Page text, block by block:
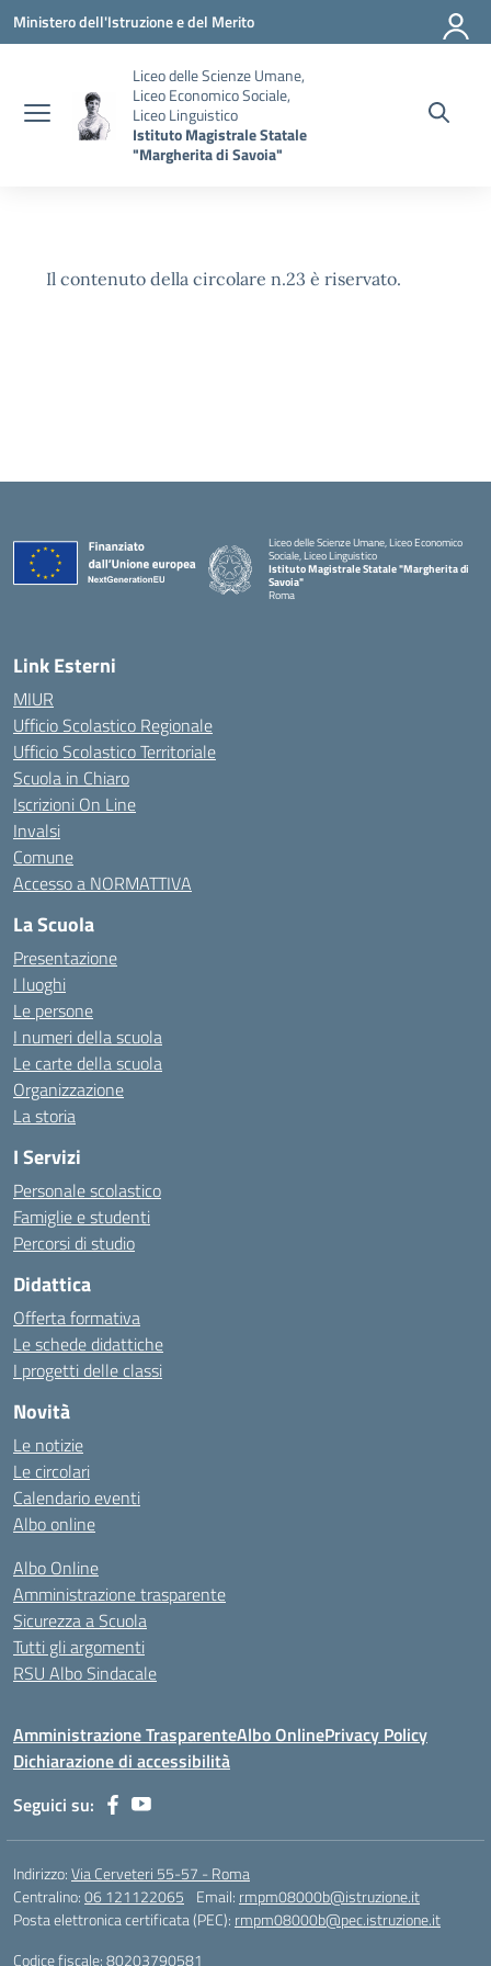
Vai ai contenuti
Vai al menu di navigazione
Vai al footer
Ministero dell'Istruzione e del Merito
Liceo delle Scienze Umane,
Liceo Economico Sociale,
Liceo Linguistico
Istituto Magistrale Statale
"Margherita di Savoia"
Il contenuto della circolare n.23 è riservato.
Liceo delle Scienze Umane, Liceo Economico
Sociale, Liceo Linguistico
Istituto Magistrale Statale "Margherita di
Savoia"
Roma
Link Esterni
MIUR
Ufficio Scolastico Regionale
Ufficio Scolastico Territoriale
Scuola in Chiaro
Iscrizioni On Line
Invalsi
Comune
Accesso a NORMATTIVA
La Scuola
Presentazione
I luoghi
Le persone
I numeri della scuola
Le carte della scuola
Organizzazione
La storia
I Servizi
Personale scolastico
Famiglie e studenti
Percorsi di studio
Didattica
Offerta formativa
Le schede didattiche
I progetti delle classi
Novità
Le notizie
Le circolari
Calendario eventi
Albo online
Albo Online
Amministrazione trasparente
Sicurezza a Scuola
Tutti gli argomenti
RSU Albo Sindacale
Amministrazione TrasparenteAlbo OnlinePrivacy Policy
Dichiarazione di accessibilità
Seguici su:
Indirizzo:Via Cerveteri 55-57 - Roma
Centralino:06 121122065 Email: rmpm08000b@istruzione.it
Posta elettronica certificata (PEC): rmpm08000b@pec.istruzione.it
Codice fiscale: 80203790581